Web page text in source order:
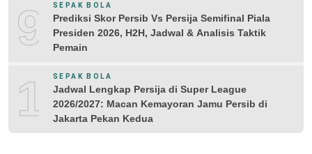
9 SEPAK BOLA
Prediksi Skor Persib Vs Persija Semifinal Piala
Presiden 2026, H2H, Jadwal & Analisis Taktik
Pemain
10SEPAK BOLA
Jadwal Lengkap Persija di Super League
2026/2027: Macan Kemayoran Jamu Persib di
Jakarta Pekan Kedua